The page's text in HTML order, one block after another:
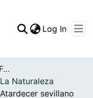
Statistics
Log In
Archivo del Patrimonio Fotográfico y Fílmico del Valle del Cauca
La Naturaleza
Atardecer sevillano